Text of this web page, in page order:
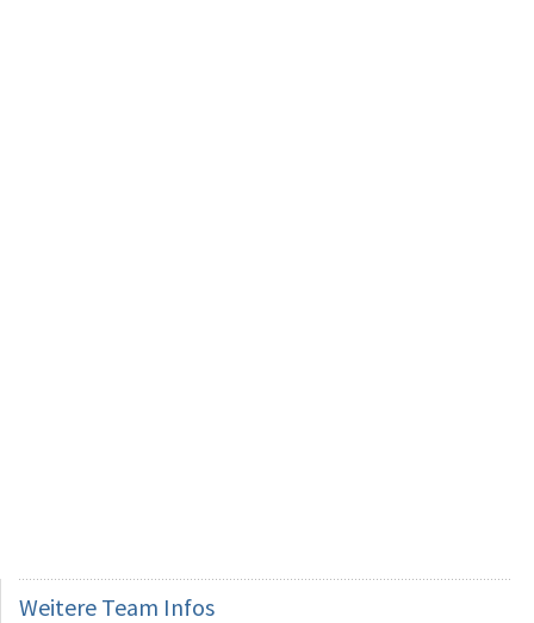
Weitere Team Infos